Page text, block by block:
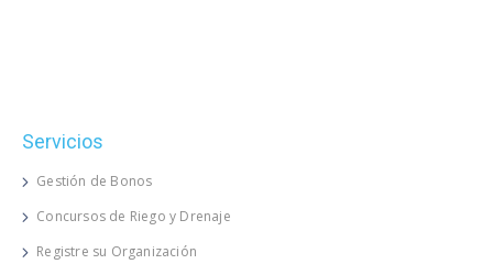
Servicios
Gestión de Bonos
Concursos de Riego y Drenaje
Registre su Organización